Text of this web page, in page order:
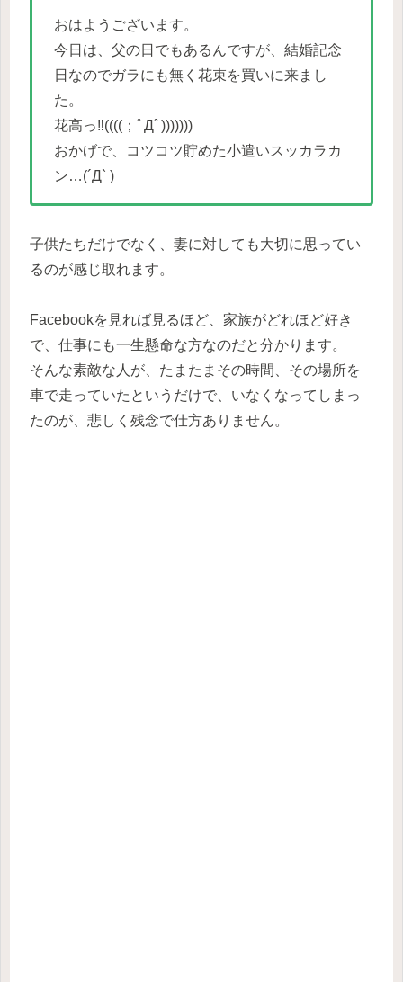
おはようございます。
今日は、父の日でもあるんですが、結婚記念
日なのでガラにも無く花束を買いに来まし
た。
花高っ‼︎((((；ﾟДﾟ)))))))
おかげで、コツコツ貯めた小遣いスッカラカ
ン…(´Д` )
子供たちだけでなく、妻に対しても大切に思ってい
るのが感じ取れます。
Facebookを見れば見るほど、家族がどれほど好き
で、仕事にも一生懸命な方なのだと分かります。
そんな素敵な人が、たまたまその時間、その場所を
車で走っていたというだけで、いなくなってしまっ
たのが、悲しく残念で仕方ありません。